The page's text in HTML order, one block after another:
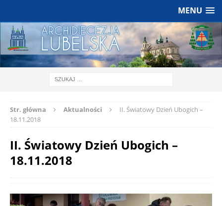
MENU
Str. główna Aktualności
II. Światowy Dzień Ubogich –
18.11.2018
II. Światowy Dzień Ubogich –
18.11.2018